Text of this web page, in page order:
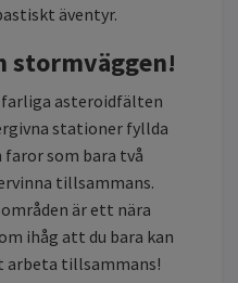
äventyr.
stormväggen!
asteroidfälten
stationer fyllda
faror som bara två
tillsammans.
är ett nära
ihåg att du bara kan
arbeta tillsammans!